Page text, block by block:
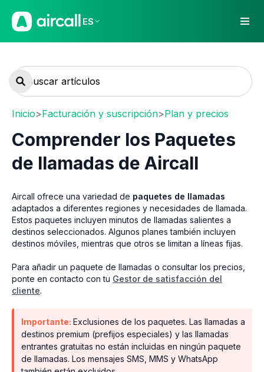
ES
Inicio>Facturación y suscripción>Plan y precios
Comprender los Paquetes
de llamadas de Aircall
Aircall ofrece una variedad de paquetes de llamadas
adaptados a diferentes regiones y necesidades de llamada.
Estos paquetes incluyen minutos de llamadas salientes a
destinos seleccionados. Algunos planes también incluyen
destinos móviles, mientras que otros se limitan a líneas fijas.
Para añadir un paquete de llamadas o consultar los precios,
ponte en contacto con tu Gestor de satisfacción del
cliente.
Importante: Exclusiones de los paquetes. Las llamadas a
destinos premium (prefijos especiales) y las llamadas
entrantes gratuitas no están incluidas en ningún paquete
de llamadas. Los mensajes SMS, MMS y WhatsApp